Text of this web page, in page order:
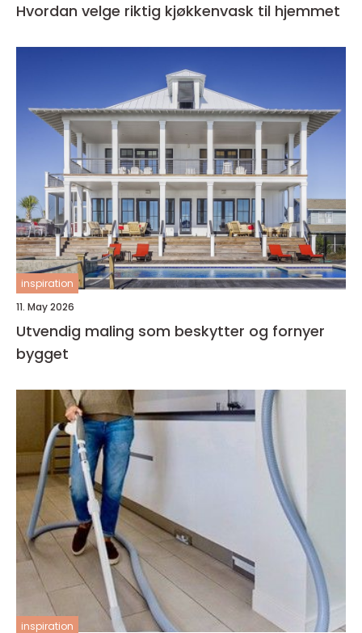
Hvordan velge riktig kjøkkenvask til hjemmet
inspiration
11. May 2026
Utvendig maling som beskytter og fornyer
bygget
inspiration